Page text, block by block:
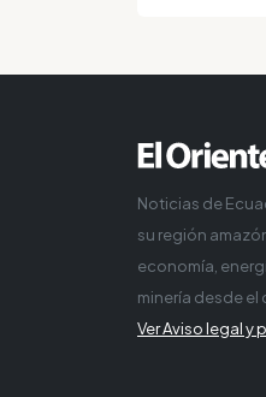
Noticias de
su región
economía,
minería desde el
Ver Aviso legal